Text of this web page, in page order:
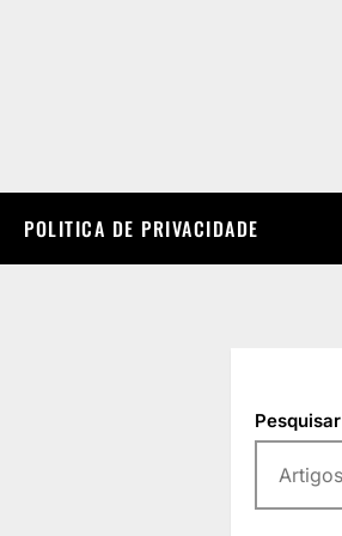
POLITICA DE PRIVACIDADE
Pesquisar